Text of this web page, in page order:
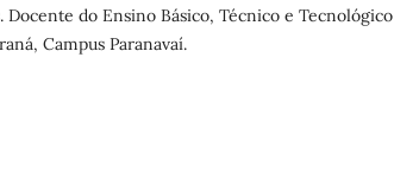
Docente do Ensino Básico, Técnico e Tecnológico
Campus Paranavaí.